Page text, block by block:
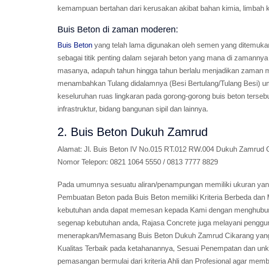
kemampuan bertahan dari kerusakan akibat bahan kimia, limbah
Buis Beton di zaman moderen:
Buis Beton yang telah lama digunakan oleh semen yang
sebagai titik penting dalam sejarah beton yang mana di
masanya, adapuh tahun hingga tahun berlalu menjadikan zaman
menambahkan Tulang didalamnya (Besi Bertulang/Tulang Besi)
keseluruhan ruas lingkaran pada gorong-gorong buis beton
infrastruktur, bidang bangunan sipil dan lainnya.
2. Buis Beton Dukuh Zamrud
Alamat: Jl. Buis Beton IV No.015 RT.012 RW.004 Dukuh Zamrud
Nomor Telepon: 0821 1064 5550 / 0813 7777 8829
Pada umumnya sesuatu aliran/penampungan memiliki ukuran
Pembuatan Beton pada Buis Beton memiliki Kriteria Berbeda
kebutuhan anda dapat memesan kepada Kami dengan
segenap kebutuhan anda, Rajasa Concrete juga melayani
menerapkan/Memasang Buis Beton Dukuh Zamrud Cikarang
Kualitas Terbaik pada ketahanannya, Sesuai Penempatan dan
pemasangan bermulai dari kriteria Ahli dan Profesional agar